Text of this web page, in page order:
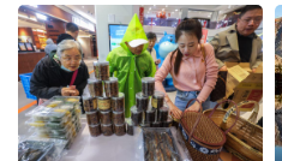
Deutsch Português